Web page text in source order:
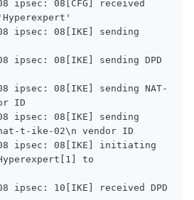
ipsec: 08[CFG] received
ipsec: 08[IKE] sending
ipsec: 08[IKE] sending DPD
ipsec: 08[IKE] sending NAT-
ID
ipsec: 08[IKE] sending
t-ike-02\n vendor ID
ipsec: 08[IKE] initiating
Hyperexpert[1] to
ipsec: 10[IKE] received DPD